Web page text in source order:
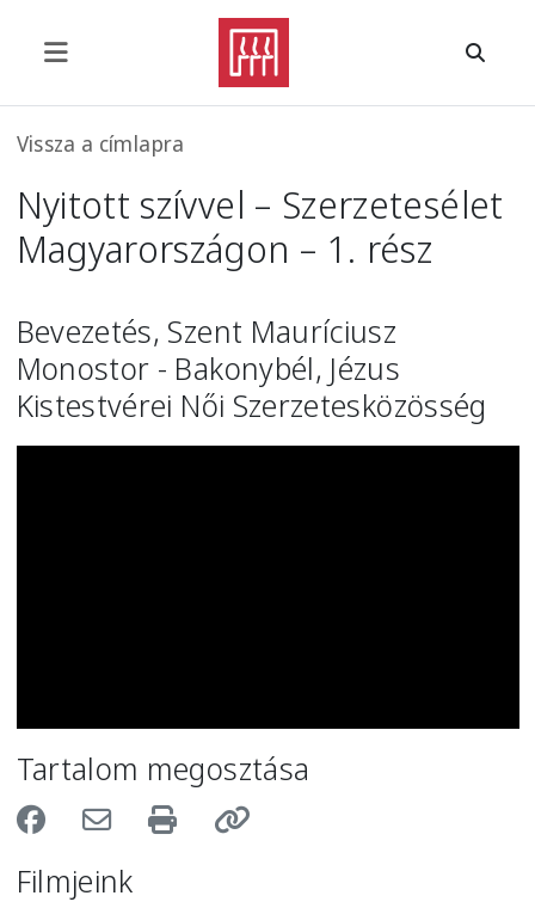
Morzsa
Vissza a címlapra
Nyitott szívvel – Szerzetesélet
Magyarországon – 1. rész
Filmjeink
Bevezetés, Szent Mauríciusz
Monostor - Bakonybél, Jézus
Kistestvérei Női Szerzetesközösség
Tartalom megosztása